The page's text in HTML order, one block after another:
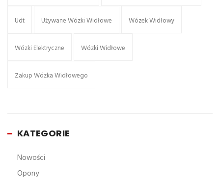
Udt Używane Wózki Widłowe Wózek Widłowy
Wózki Elektryczne Wózki Widłowe
Zakup Wózka Widłowego
KATEGORIE
Nowości
Opony